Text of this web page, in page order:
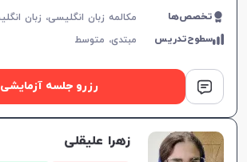
زبان‌آموزان هستم.
تخصص‌ها
سطوح‌تدریس مبتدی، متوسط
رزرو جلسه آزمایشی
زهرا علیقلی